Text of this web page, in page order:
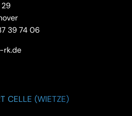
39 74 06
rk.de
CELLE (WIETZE)